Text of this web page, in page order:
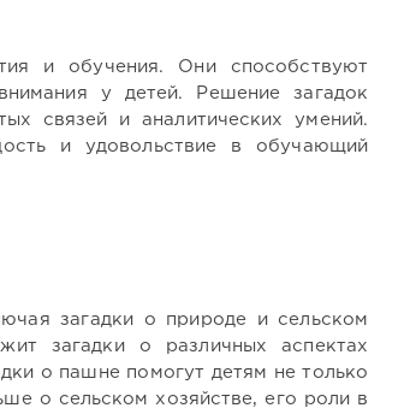
и обучения. Они способствуют
у детей. Решение загадок
связей и аналитических умений.
и удовольствие в обучающий
загадки о природе и сельском
загадки о различных аспектах
о пашне помогут детям не только
о сельском хозяйстве, его роли в